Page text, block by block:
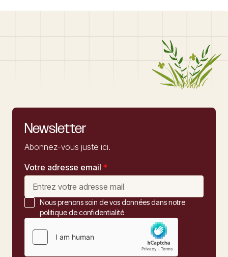
Newsletter
Abonnez-vous juste ici.
Votre adresse email *
Nous prenons soin de vos données dans notre
politique de confidentialité